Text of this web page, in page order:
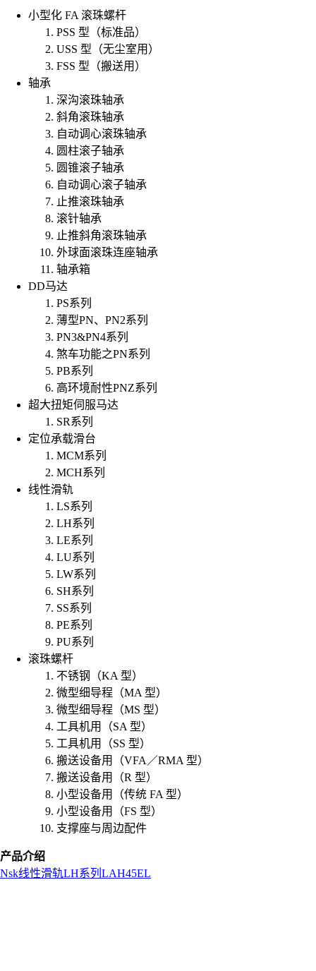
小型化 FA 滚珠螺杆
PSS 型（标准品）
USS 型（无尘室用）
FSS 型（搬送用）
轴承
深沟滚珠轴承
斜角滚珠轴承
自动调心滚珠轴承
圆柱滚子轴承
圆锥滚子轴承
自动调心滚子轴承
止推滚珠轴承
滚针轴承
止推斜角滚珠轴承
外球面滚珠连座轴承
轴承箱
DD马达
PS系列
薄型PN、PN2系列
PN3&PN4系列
煞车功能之PN系列
PB系列
高环境耐性PNZ系列
超大扭矩伺服马达
SR系列
定位承载滑台
MCM系列
MCH系列
线性滑轨
LS系列
LH系列
LE系列
LU系列
LW系列
SH系列
SS系列
PE系列
PU系列
滚珠螺杆
不锈钢（KA 型）
微型细导程（MA 型）
微型细导程（MS 型）
工具机用（SA 型）
工具机用（SS 型）
搬送设备用（VFA／RMA 型）
搬送设备用（R 型）
小型设备用（传统 FA 型）
小型设备用（FS 型）
支撑座与周边配件
产品介绍
Nsk线性滑轨LH系列 LAH45EL